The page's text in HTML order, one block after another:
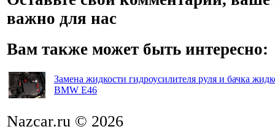
важно для нас
Вам также может быть интересно:
Замена жидкости гидроусилителя руля и бачка
BMW E46
Nazcar.ru © 2026